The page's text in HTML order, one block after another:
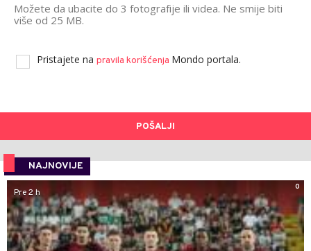
Možete da ubacite do 3 fotografije ili videa. Ne smije biti
više od 25 MB.
Pristajete na pravila korišćenja Mondo portala.
POŠALJI
NAJNOVIJE
0
Pre 2 h